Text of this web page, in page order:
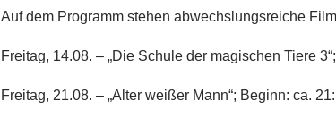
Auf dem Programm stehen abwechslungsreiche
Freitag, 14.08. – „Die Schule der magischen Tiere
Freitag, 21.08. – „Alter weißer Mann“; Beginn: ca.